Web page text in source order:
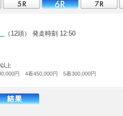
（12頭） 発走時刻 12:50
以上
円 4着450,000円 5着300,000円